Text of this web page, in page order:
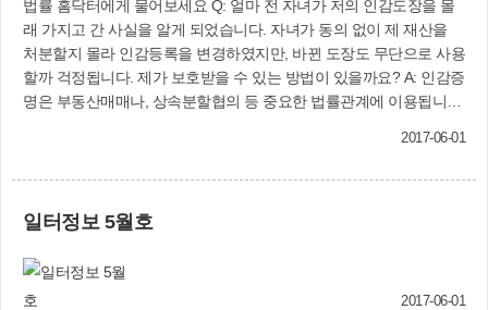
법률 홈닥터에게 물어보세요 Q: 얼마 전 자녀가 저의 인감도장을 몰
래 가지고 간 사실을 알게 되었습니다. 자녀가 동의 없이 제 재산을
처분할지 몰라 인감등록을 변경하였지만, 바뀐 도장도 무단으로 사용
할까 걱정됩니다. 제가 보호받을 수 있는 방법이 있을까요? A: 인감증
명은 부동산매매나, 상속분할협의 등 중요한 법률관계에 이용됩니다.
로 관리하셔야 합니다. 우리 「인감증명법」 제14조의 2는 인감을 신
에는 인감증명서의 발급신청 및 인감변경신고 등을 하지 못하도록 신
청하는 제도를 두고 있습니다. 또한 직접 시·군·구청 민원실 및 읍·면·
2017-06-01
일터정보 5월호
2017-06-01